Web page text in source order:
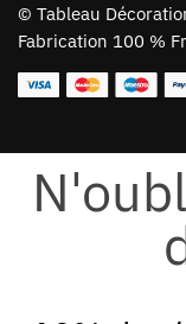
© Tableau
Fabrication 100 %